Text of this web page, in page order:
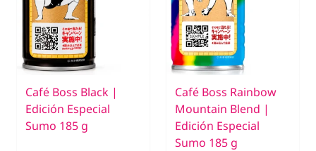
Café Boss Black |
Edición Especial
Sumo 185 g
Café Boss Rainbow
Mountain Blend |
Edición Especial
Sumo 185 g